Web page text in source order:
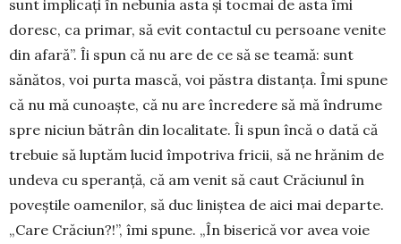
sunt implicați în ne­bunia asta și tocmai de asta îmi
doresc, ca primar, să evit contactul cu persoane venite
din afară”. Îi spun că nu are de ce să se tea­mă: sunt
sănă­tos, voi purta mas­că, voi păs­tra distanța. Îmi spu­ne
că nu mă cunoaște, că nu are încre­dere să mă îndrume
spre niciun bătrân din localitate. Îi spun încă o dată că
trebuie să luptăm lucid împotriva fricii, să ne hrănim de
undeva cu spe­ranță, că am venit să caut Cră­ciunul în
poveștile oame­ni­lor, să duc liniștea de aici mai de­parte.
„Care Cră­ciun?!”, îmi spune. „În biserică vor avea voie